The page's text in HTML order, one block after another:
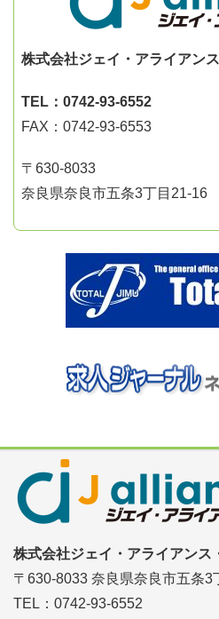
株式会社ジェイ・アライアン
TEL：0742-93-6552
FAX：0742-93-6553
〒630-8033
奈良県奈良市五条3丁目21-16
株式会社ジェイ・アライアンス
〒630-8033 奈良県奈良市五条3
TEL：0742-93-6552